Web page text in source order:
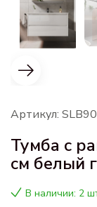
Артикул:
Тумба с
см белый
В наличии: 2